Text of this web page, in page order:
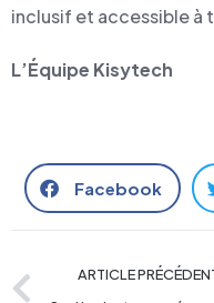
inclusif et accessible à
L’Équipe Kisytech
Facebook
ARTICLE